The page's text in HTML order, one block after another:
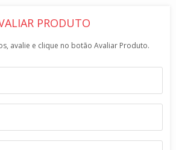
PRODUTO
avalie e clique no botão Avaliar Produto.